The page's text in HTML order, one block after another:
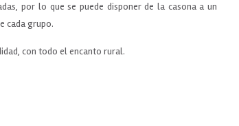
por lo que se puede disponer de la casona a un
cada grupo.
con todo el encanto rural.